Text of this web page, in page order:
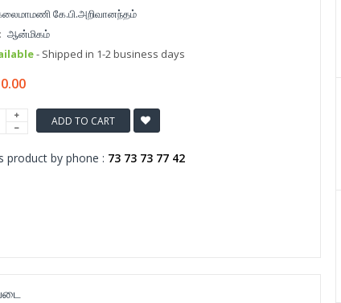
கே.பி.அறிவானந்தம்
ஆன்மிகம்
- Shipped in 1-2 business days
ADD TO CART
product by phone : 73 73 73 77 42